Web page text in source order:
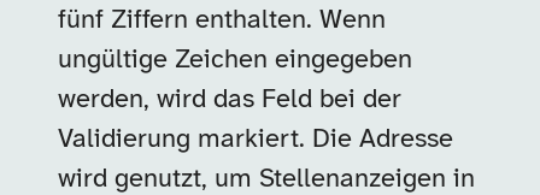
fünf Ziffern enthalten. Wenn
ungültige Zeichen eingegeben
werden, wird das Feld bei der
Validierung markiert. Die Adresse
wird genutzt, um Stellenanzeigen in